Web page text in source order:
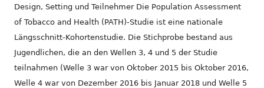
Design, Setting und Teilnehmer Die Population Assessment
of Tobacco and Health (PATH)-Studie ist eine nationale
Längsschnitt-Kohortenstudie. Die Stichprobe bestand aus
Jugendlichen, die an den Wellen 3, 4 und 5 der Studie
teilnahmen (Welle 3 war von Oktober 2015 bis Oktober 2016,
Welle 4 war von Dezember 2016 bis Januar 2018 und Welle 5